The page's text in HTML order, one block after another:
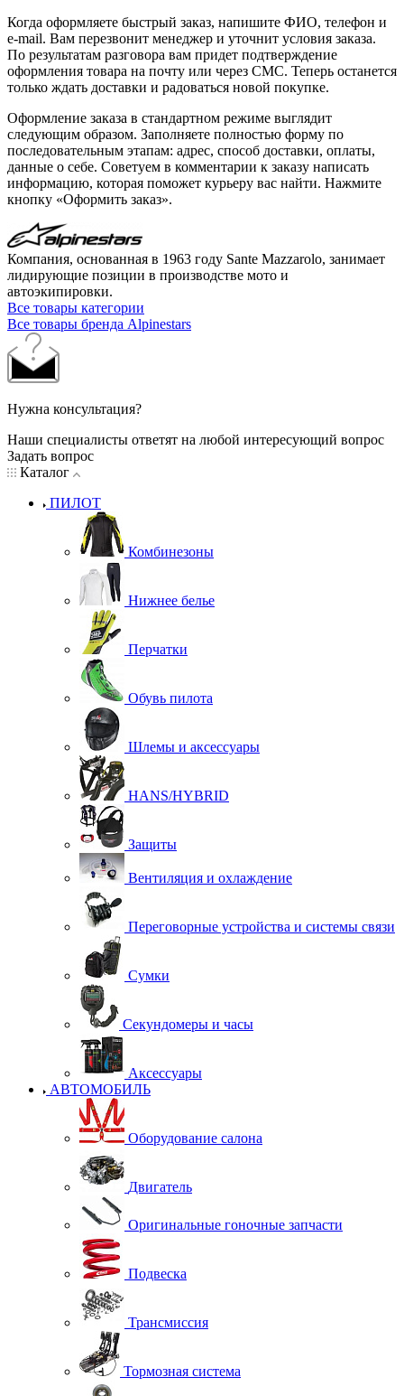
Когда оформляете быстрый заказ, напишите ФИО, телефон и
e-mail. Вам перезвонит менеджер и уточнит условия заказа.
По результатам разговора вам придет подтверждение
оформления товара на почту или через СМС. Теперь останется
только ждать доставки и радоваться новой покупке.
Оформление заказа в стандартном режиме выглядит
следующим образом. Заполняете полностью форму по
последовательным этапам: адрес, способ доставки, оплаты,
данные о себе. Советуем в комментарии к заказу написать
информацию, которая поможет курьеру вас найти. Нажмите
кнопку «Оформить заказ».
Компания, основанная в 1963 году Sante Mazzarolo, занимает
лидирующие позиции в производстве мото и
автоэкипировки.
Все товары категории
Все товары бренда Alpinestars
Нужна консультация?
Наши специалисты ответят на любой интересующий вопрос
Задать вопрос
Каталог
ПИЛОТ
Комбинезоны
Нижнее белье
Перчатки
Обувь пилота
Шлемы и аксессуары
HANS/HYBRID
Защиты
Вентиляция и охлаждение
Переговорные устройства и системы связи
Сумки
Секундомеры и часы
Аксессуары
АВТОМОБИЛЬ
Оборудование салона
Двигатель
Оригинальные гоночные запчасти
Подвеска
Трансмиссия
Тормозная система